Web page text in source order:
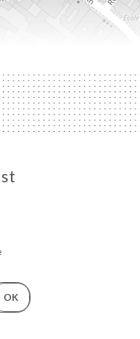
OK